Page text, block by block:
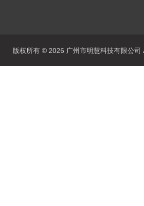
版权所有 © 2026 广州市明慧科技有限